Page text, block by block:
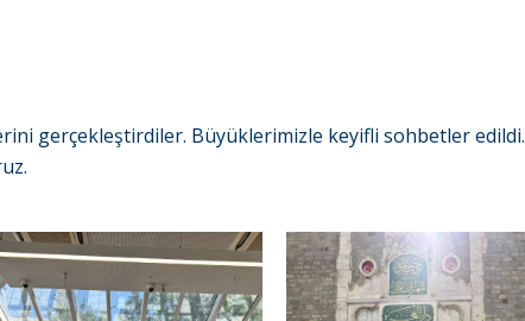
gerçekleştirdiler. Büyüklerimizle keyifli sohbetler edildi.